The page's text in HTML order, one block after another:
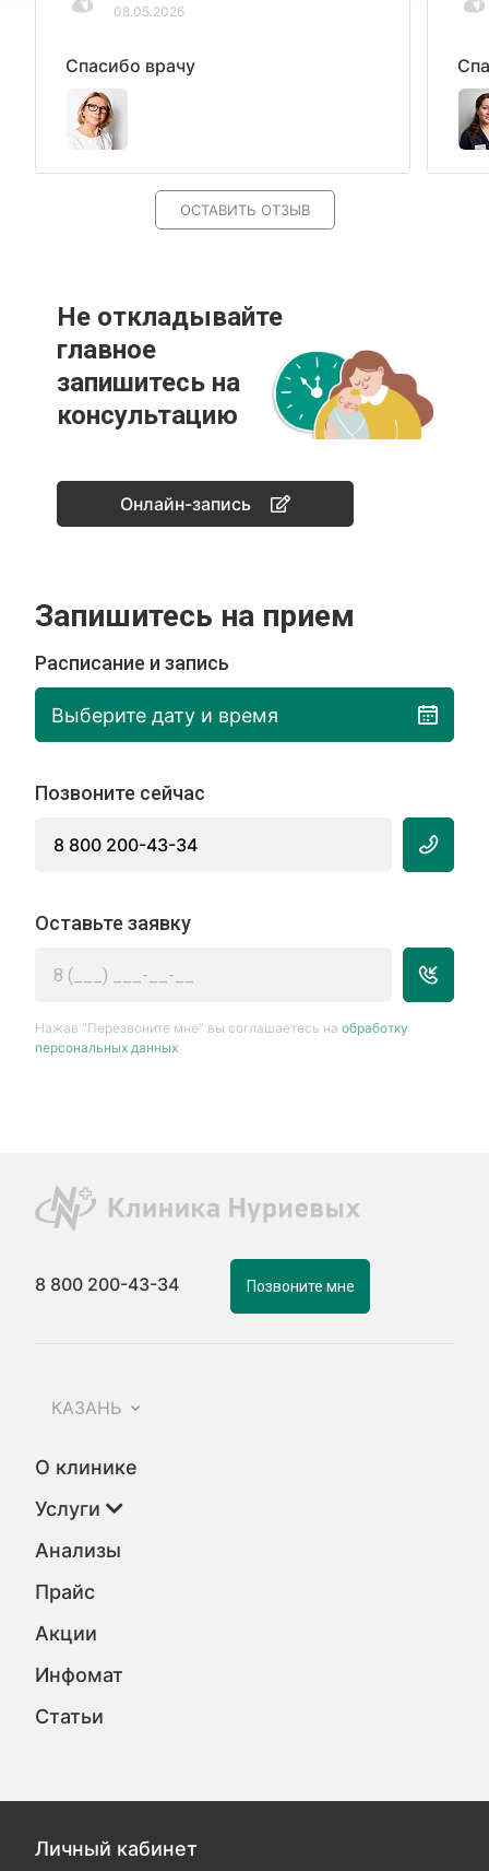
08.05.2026
Спасибо врачу
ОСТАВИТЬ ОТЗЫВ
Не откладывайте
главное
запишитесь на
консультацию
Онлайн-запись
Запишитесь на прием
Расписание и запись
Выберите дату и время
Позвоните сейчас
8 800 200-43-34
Оставьте заявку
Нажав “Перезвоните мне” вы соглашаетесь наобработку
персональных данных
8 800 200-43-34 Позвоните мне
КАЗАНЬ
О клинике
Услуги
Анализы
Прайс
Акции
Инфомат
Статьи
Личный кабинет